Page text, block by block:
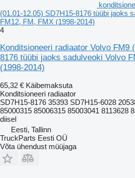
(01.01-12.05) SD7H15-8176 tüübi jaoks
FM12, FM, FMX (1998-2014)
4
Konditsioneeri radiaator Volvo FM9
8176 tüübi jaoks sadulveoki Volvo
(1998-2014)
65,32 € Käibemaksuta
Konditsioneeri radiaator
SD7H15-8176 35393 SD7H15-6028
85000315 85006315 85003041 8113628
diisel
Eesti, Tallinn
TruckParts Eesti OÜ
Võta ühendust müüjaga